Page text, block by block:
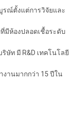
รณ์ตั้งแต่การวิจัยและ
มีห้องปลอดเชื้อระดับ
ษัท มี R&D เทคโนโลยี
านมากกว่า 15 ปีใน